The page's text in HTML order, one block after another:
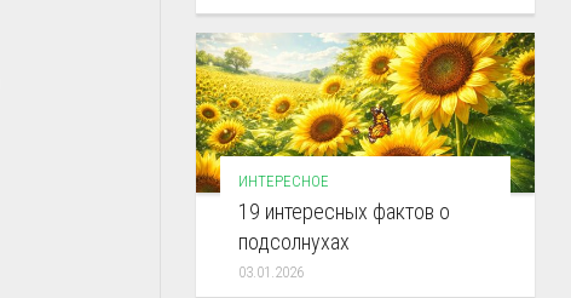
ИНТЕРЕСНОЕ
19 интересных фактов о
подсолнухах
03.01.2026